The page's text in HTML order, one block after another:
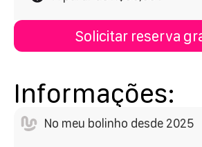
Solicitar reserva
Informações:
No meu bolinho desde 2025